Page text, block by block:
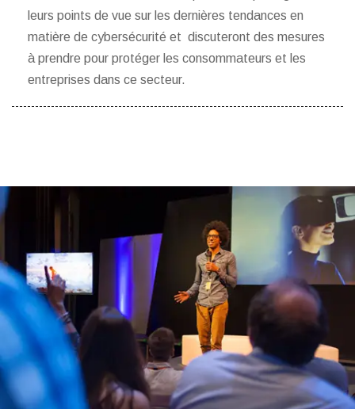
leurs points de vue sur les dernières tendances en
matière de cybersécurité et discuteront des mesures
à prendre pour protéger les consommateurs et les
entreprises dans ce secteur.